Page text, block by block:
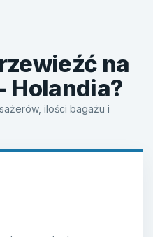
na
Holandia?
ilości bagażu i